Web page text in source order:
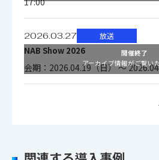
外形寸法
カメラ
Ｗ100×Ｈ123×Ｄ
ず）
2026.03.27 放送
NAB Show 2026
会期：2026.04.19（日） ～
開催終了
アーカイブ情報がご覧い